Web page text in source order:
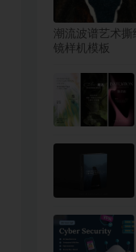
潮流波谱艺术撕
镜样机模板